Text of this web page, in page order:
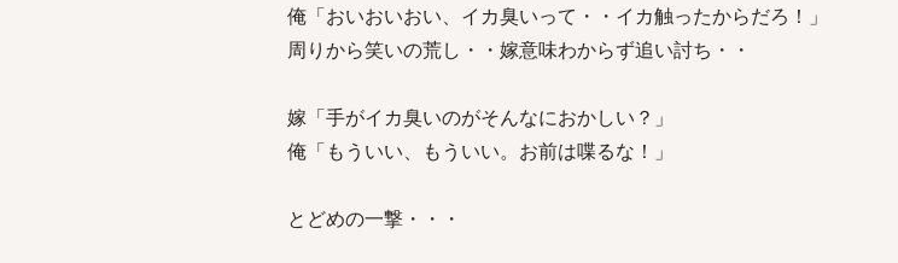
俺「おいおいおい、イカ臭いって・・イカ触ったからだろ！」
周りから笑いの荒し・・嫁意味わからず追い討ち・・
嫁「手がイカ臭いのがそんなにおかしい？」
俺「もういい、もういい。お前は喋るな！」
とどめの一撃・・・